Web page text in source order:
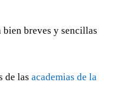
bien breves y sencillas
de las academias de la